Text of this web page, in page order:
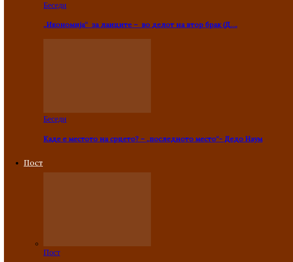
Беседи
„Икономија“ за лаиците – во делот на втор брак (Д….
Беседи
Каде е местото на срцето? – „последното место“- Дедо Наум
Пост
Пост